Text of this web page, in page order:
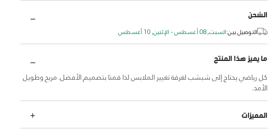
الشحن
التوصيل بين:السبت, 08 أغسطس - الإثنين, 10 أغسطس
ما يميز هذا المنتج
كل رياضي يحتاج إلى شبشب لغرفة تغيير الملابس لذا قمنا بتصميم الأفضل. مريح وطويل
الأمد.
المميزات